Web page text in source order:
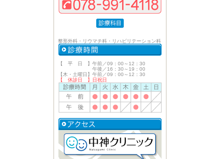
整形外科・リウマチ科・リハビリテーション科
【 平 日 】午前／09：00～12：30
午後／16：30～19：00
【木・土曜日】午前／09：00～12：30
【 休診日 】日祝日